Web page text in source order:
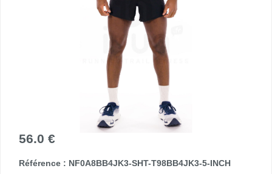
56.0 €
Référence : NF0A8BB4JK3-SHT-T98BB4JK3-5-INCH